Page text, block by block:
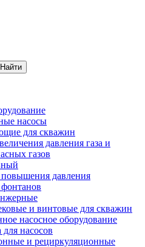
насосы
для скважин
давления газа и
газов
давления
и винтовые для скважин
насосное оборудование
насосов
и рециркуляционные